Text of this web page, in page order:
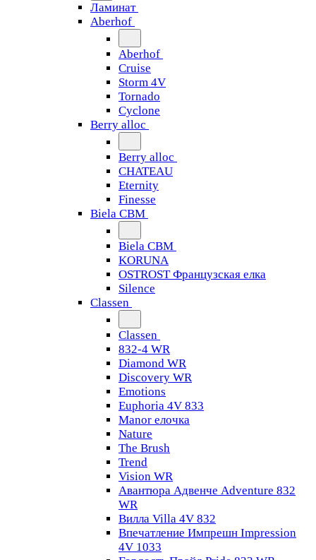
Ламинат
Aberhof
Aberhof
Cruise
Storm 4V
Tornado
Сyclone
Berry alloc
Berry alloc
CHATEAU
Eternity
Finesse
Biela CBM
Biela CBM
KORUNA
OSTROST Французская елка
Silence
Classen
Classen
832-4 WR
Diamond WR
Discovery WR
Emotions
Euphoria 4V 833
Manor елочка
Nature
The Brush
Trend
Vision WR
Авантюра Адвенче Adventure 832
WR
Вилла Villa 4V 832
Впечатление Импрешн Impression
4V 1033